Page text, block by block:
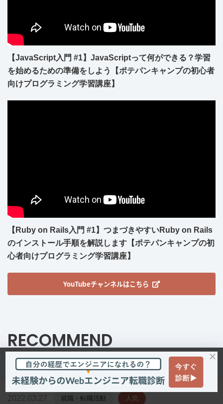
【JavaScript入門 #1】JavaScriptって何ができる？学習
を始めるための準備をしよう【ポテパンキャンプの初心者
向けプログラミング学習講座】
【Ruby on Rails入門 #1】つまづきやすいRuby on Rails
のインストール手順を解説します【ポテパンキャンプの初
心者向けプログラミング学習講座】
YouTubeチャンネルはこちら
RECOMMEND
おすすめ記事
2022.03.27 就職・転職活動 人気